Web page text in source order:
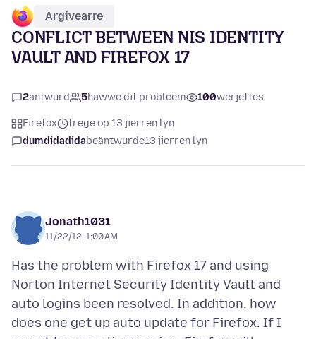
Argivearre
CONFLICT BETWEEN NIS IDENTITY
VAULT AND FIREFOX 17
2antwurd 5hawwe dit probleem 100werjeftes
Firefox
frege op 13 jierren lyn
dumdidadidabeäntwurde13 jierren lyn
Jonath1031
11/22/12, 1:00 AM
Has the problem with Firefox 17 and using
Norton Internet Security Identity Vault and
auto logins been resolved. In addition, how
does one get up auto update for Firefox. If I